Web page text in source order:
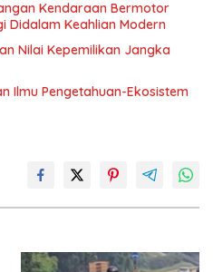
Kendaraan Bermotor
Didalam Keahlian Modern
Nilai Kepemilikan Jangka
Ilmu Pengetahuan-Ekosistem